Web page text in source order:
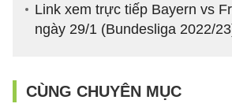
Link xem trực tiếp Bayern vs
ngày 29/1 (Bundesliga 2022/
CÙNG CHUYÊN MỤC